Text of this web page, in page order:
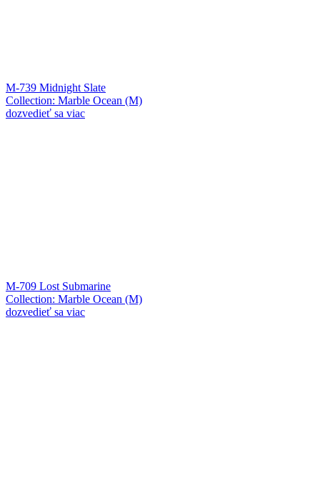
M-739 Midnight Slate
Collection: Marble Ocean (M)
dozvedieť sa viac
M-709 Lost Submarine
Collection: Marble Ocean (M)
dozvedieť sa viac